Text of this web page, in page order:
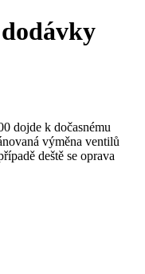
dojde k dočasnému
výměna ventilů
deště se oprava